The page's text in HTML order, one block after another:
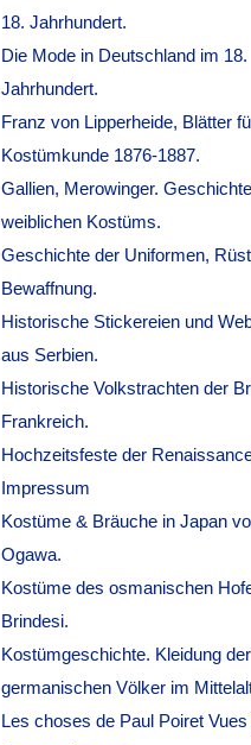
18. Jahrhundert.
Die Mode in Deutschland im 18.
Jahrhundert.
Franz von Lipperheide, Blätter
Kostümkunde 1876-1887.
Gallien, Merowinger.
weiblichen Kostüms.
Geschichte der Uniformen,
Bewaffnung.
Historische Stickereien und
aus Serbien.
Historische Volkstrachten der
Frankreich.
Hochzeitsfeste der
Impressum
Kostüme & Bräuche in Japan
Ogawa.
Kostüme des osmanischen
Brindesi.
Kostümgeschichte. Kleidung der
germanischen Völker im
Les choses de Paul Poiret Vues